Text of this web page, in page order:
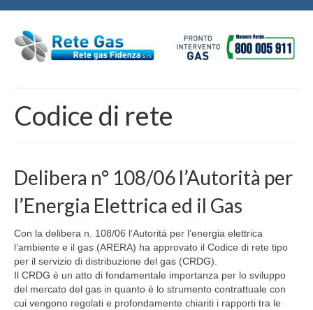
Codice di rete
Delibera n° 108/06 l’Autorità per
l’Energia Elettrica ed il Gas
Con la delibera n. 108/06 l’Autorità per l’energia elettrica
l’ambiente e il gas (ARERA) ha approvato il Codice di rete tipo
per il servizio di distribuzione del gas (CRDG).
Il CRDG è un atto di fondamentale importanza per lo sviluppo
del mercato del gas in quanto è lo strumento contrattuale con
cui vengono regolati e profondamente chiariti i rapporti tra le